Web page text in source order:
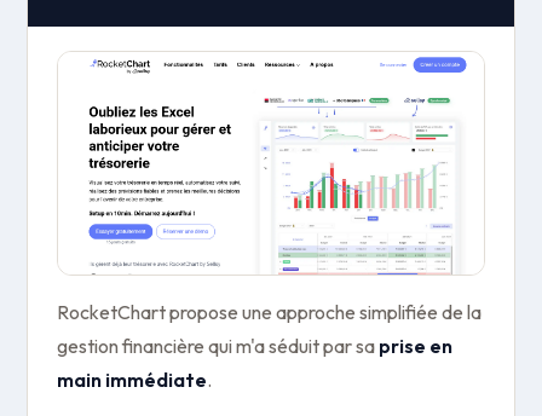
RocketChart propose une approche simplifiée de la
gestion financière qui m'a séduit par sa prise en
main immédiate.